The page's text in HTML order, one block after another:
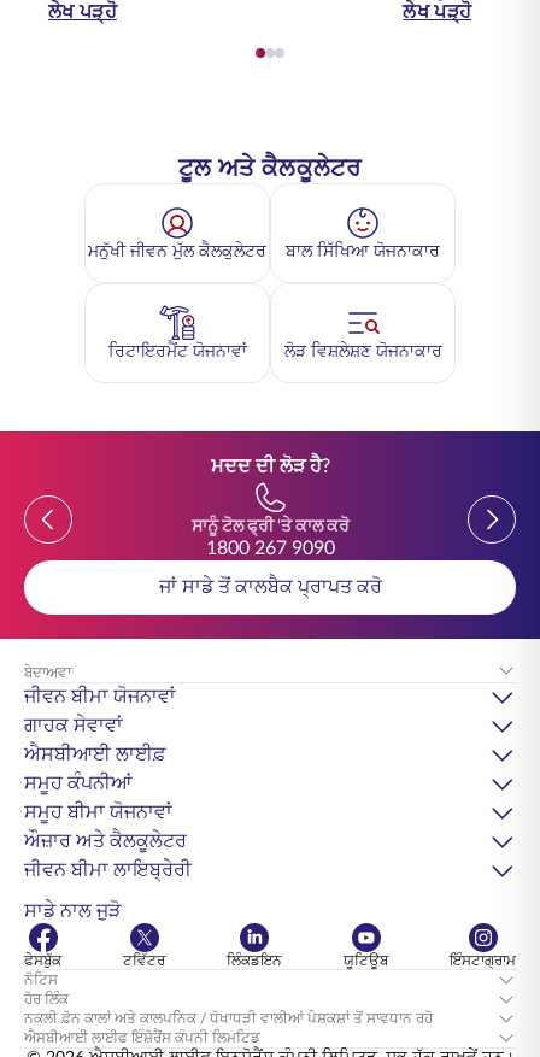
ਲੇਖ ਪੜ੍ਹੋ
ਲੇਖ ਪੜ੍ਹੋ
ਟੂਲ ਅਤੇ ਕੈਲਕੂਲੇਟਰ
ਮਨੁੱਖੀ ਜੀਵਨ ਮੁੱਲ ਕੈਲਕੁਲੇਟਰ ਬਾਲ ਸਿੱਖਿਆ ਯੋਜਨਾਕਾਰ
ਰਿਟਾਇਰਮੈਂਟ ਯੋਜਨਾਵਾਂ ਲੋੜ ਵਿਸ਼ਲੇਸ਼ਣ ਯੋਜਨਾਕਾਰ
ਮਦਦ ਦੀ ਲੋੜ ਹੈ?
Previous
ਸਾਨੂੰ ਟੋਲ ਫ੍ਰੀ 'ਤੇ ਕਾਲ ਕਰੋ
1800 267 9090
Previous
ਜਾਂ ਸਾਡੇ ਤੋਂ ਕਾਲਬੈਕ ਪ੍ਰਾਪਤ ਕਰੋ
ਬੇਦਾਅਵਾ
ਜੀਵਨ ਬੀਮਾ ਯੋਜਨਾਵਾਂ
ਗਾਹਕ ਸੇਵਾਵਾਂ
ਐਸਬੀਆਈ ਲਾਈਫ਼
ਸਮੂਹ ਕੰਪਨੀਆਂ
ਸਮੂਹ ਬੀਮਾ ਯੋਜਨਾਵਾਂ
ਔਜ਼ਾਰ ਅਤੇ ਕੈਲਕੂਲੇਟਰ
ਜੀਵਨ ਬੀਮਾ ਲਾਇਬ੍ਰੇਰੀ
ਸਾਡੇ ਨਾਲ ਜੁੜੋ
ਫੇਸਬੁੱਕ ਟਵਿੱਟਰ ਲਿੰਕਡਇਨ ਯੂਟਿਊਬ
ਇੰਸਟਾਗ੍ਰਾਮ
ਨੋਟਿਸ
ਹੋਰ ਲਿੰਕ
ਨਕਲੀ ਫ਼ੋਨ ਕਾਲਾਂ ਅਤੇ ਕਾਲਪਨਿਕ / ਧੋਖਾਧੜੀ ਵਾਲੀਆਂ ਪੇਸ਼ਕਸ਼ਾਂ ਤੋਂ ਸਾਵਧਾਨ ਰਹੋ
ਐਸਬੀਆਈ ਲਾਈਫ ਇੰਸ਼ੋਰੈਂਸ ਕੰਪਨੀ ਲਿਮਟਿਡ